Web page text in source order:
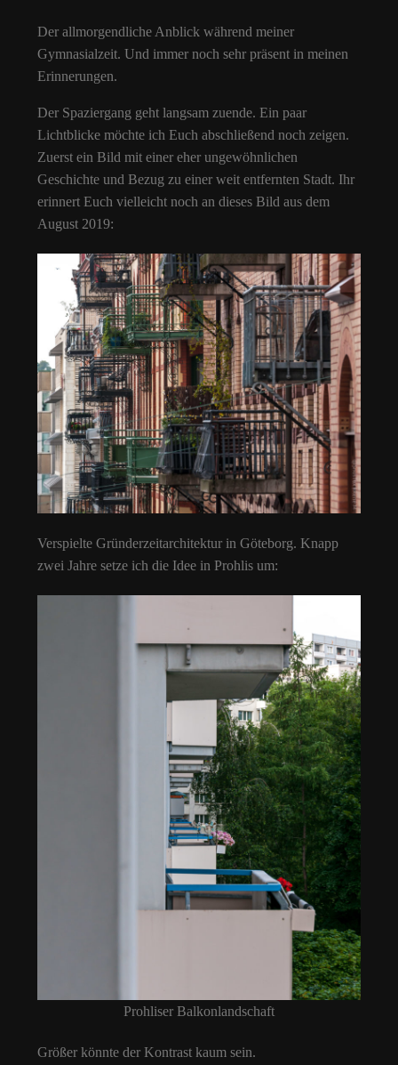
Der allmorgendliche Anblick während meiner
Gymnasialzeit. Und immer noch sehr präsent in meinen
Erinnerungen.
Der Spaziergang geht langsam zuende. Ein paar
Lichtblicke möchte ich Euch abschließend noch zeigen.
Zuerst ein Bild mit einer eher ungewöhnlichen
Geschichte und Bezug zu einer weit entfernten Stadt. Ihr
erinnert Euch vielleicht noch an dieses Bild aus dem
August 2019:
Verspielte Gründerzeitarchitektur in Göteborg. Knapp
zwei Jahre setze ich die Idee in Prohlis um:
Prohliser Balkonlandschaft
Größer könnte der Kontrast kaum sein.